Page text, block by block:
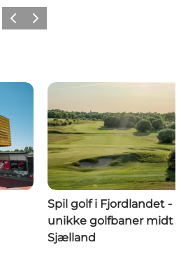
Forrige billede
Næste billede
Spil golf i Fjordlandet -
unikke golfbaner midt
Sjælland